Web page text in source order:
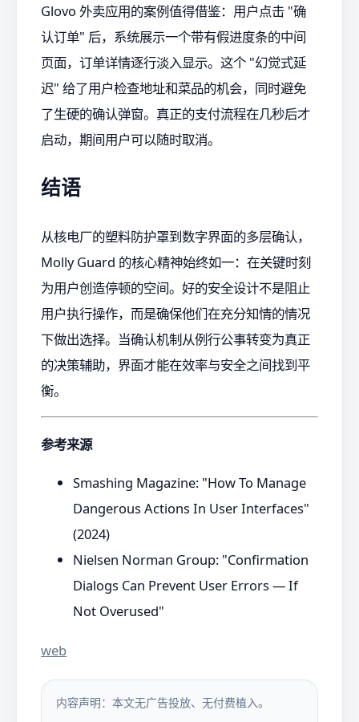
Glovo 外卖应用的案例值得借鉴：用户点击 "确
认订单" 后，系统展示一个带有假进度条的中间
页面，订单详情逐行淡入显示。这个 "幻觉式延
迟" 给了用户检查地址和菜品的机会，同时避免
了生硬的确认弹窗。真正的支付流程在几秒后才
启动，期间用户可以随时取消。
结语
从核电厂的塑料防护罩到数字界面的多层确认，
Molly Guard 的核心精神始终如一：在关键时刻
为用户创造停顿的空间。好的安全设计不是阻止
用户执行操作，而是确保他们在充分知情的情况
下做出选择。当确认机制从例行公事转变为真正
的决策辅助，界面才能在效率与安全之间找到平
衡。
参考来源
Smashing Magazine: "How To Manage
Dangerous Actions In User Interfaces"
(2024)
Nielsen Norman Group: "Confirmation
Dialogs Can Prevent User Errors — If
Not Overused"
web
内容声明：本文无广告投放、无付费植入。